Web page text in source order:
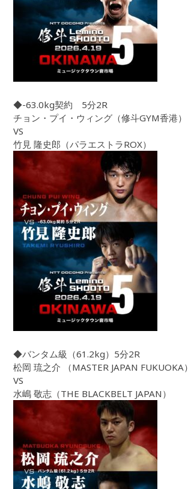
◆-63.0kg契約 5分2R
チョン・プイ・ウィング（修斗GYM香港）
VS
竹見 隆史郎（パラエストラROX）
◆バンタム級（61.2kg）5分2R
松岡 琉之介 （MASTER JAPAN FUKUOKA）
VS
水嶋 敬志（THE BLACKBELT JAPAN）